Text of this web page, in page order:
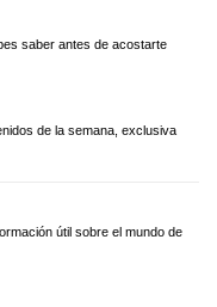
saber antes de acostarte
de la semana, exclusiva
útil sobre el mundo de